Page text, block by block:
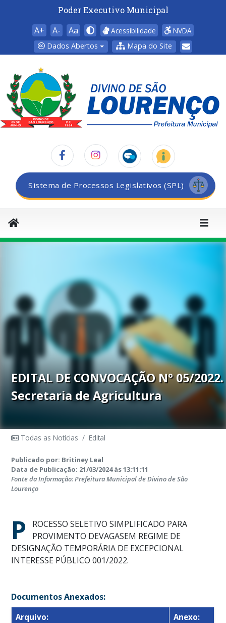
Poder Executivo Municipal
A+ A- Aa Acessibilidade
NVDA
Dados Abertos
Mapa do Site
Sistema de Processos Legislativos (SPL)
EDITAL DE CONVOCAÇÃO Nº 05/2022.
Secretaria de Agricultura
Todas as Notícias / Edital
Publicado por: Britiney Leal
Data de Publicação: 21/03/2024 às 13:11:11
Fonte da Informação: Prefeitura Municipal de Divino de São
Lourenço
P
ROCESSO SELETIVO SIMPLIFICADO PARA
PROVIMENTO DEVAGASEM REGIME DE
DESIGNAÇÃO TEMPORÁRIA DE EXCEPCIONAL
INTERESSE PÚBLICO 001/2022.
Documentos Anexados:
Arquivo:
Anexo: